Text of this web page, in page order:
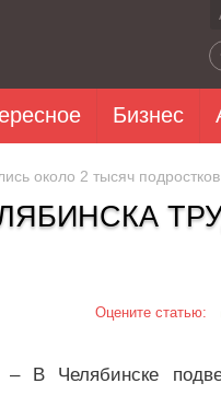
Бизнес
около 2 тысяч подростков
Оцените статью:
В Челябинске